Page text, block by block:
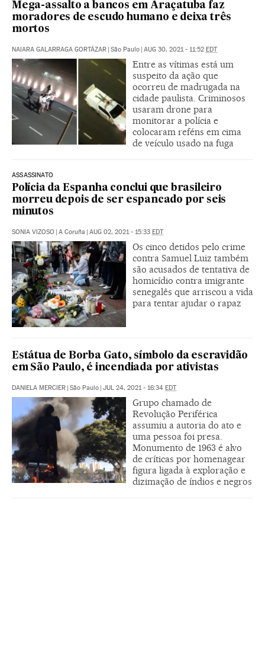
Mega-assalto a bancos em Araçatuba faz
moradores de escudo humano e deixa três
mortos
NAIARA GALARRAGA GORTÁZAR | São Paulo | AUG 30, 2021 - 11:52 EDT
Entre as vítimas está um
suspeito da ação que
ocorreu de madrugada na
cidade paulista. Criminosos
usaram drone para
monitorar a polícia e
colocaram reféns em cima
de veículo usado na fuga
ASSASSINATO
Polícia da Espanha conclui que brasileiro
morreu depois de ser espancado por seis
minutos
SONIA VIZOSO | A Coruña | AUG 02, 2021 - 15:33 EDT
Os cinco detidos pelo crime
contra Samuel Luiz também
são acusados de tentativa de
homicídio contra imigrante
senegalês que arriscou a vida
para tentar ajudar o rapaz
Estátua de Borba Gato, símbolo da escravidão
em São Paulo, é incendiada por ativistas
DANIELA MERCIER | São Paulo | JUL 24, 2021 - 16:34 EDT
Grupo chamado de
Revolução Periférica
assumiu a autoria do ato e
uma pessoa foi presa.
Monumento de 1963 é alvo
de críticas por homenagear
figura ligada à exploração e
dizimação de índios e negros